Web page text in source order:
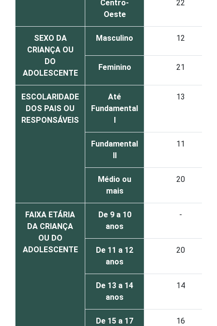
Centro-
Oeste
22
SEXO DA
CRIANÇA OU
DO
ADOLESCENTE
Masculino 12
Feminino 21
ESCOLARIDADE
DOS PAIS OU
RESPONSÁVEIS
Até
Fundamental
I
13
Fundamental
II
11
Médio ou
mais
20
FAIXA ETÁRIA
DA CRIANÇA
OU DO
ADOLESCENTE
De 9 a 10
anos
-
De 11 a 12
anos
20
De 13 a 14
anos
14
De 15 a 17
16